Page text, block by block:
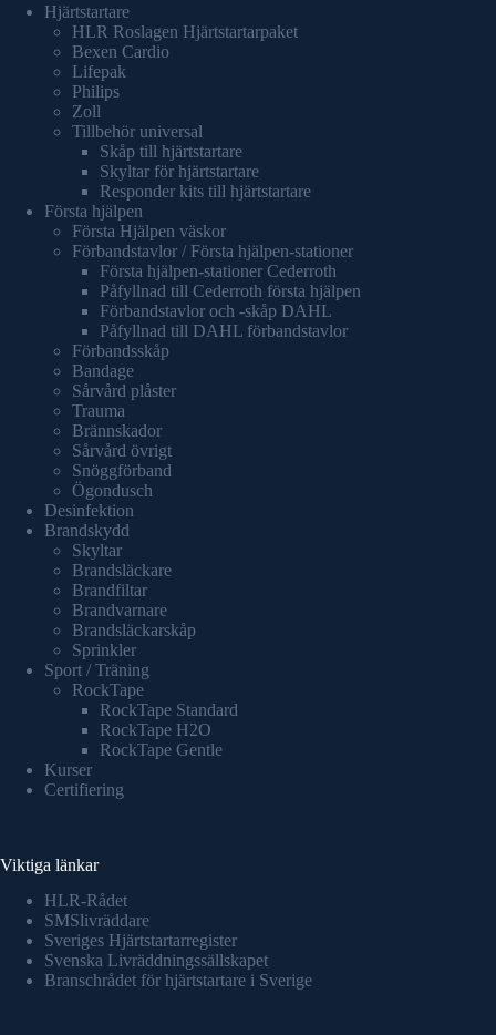
Hjärtstartare
HLR Roslagen Hjärtstartarpaket
Bexen Cardio
Lifepak
Philips
Zoll
Tillbehör universal
Skåp till hjärtstartare
Skyltar för hjärtstartare
Responder kits till hjärtstartare
Första hjälpen
Första Hjälpen väskor
Förbandstavlor / Första hjälpen-stationer
Första hjälpen-stationer Cederroth
Påfyllnad till Cederroth första hjälpen
Förbandstavlor och -skåp DAHL
Påfyllnad till DAHL förbandstavlor
Förbandsskåp
Bandage
Sårvård plåster
Trauma
Brännskador
Sårvård övrigt
Snöggförband
Ögondusch
Desinfektion
Brandskydd
Skyltar
Brandsläckare
Brandfiltar
Brandvarnare
Brandsläckarskåp
Sprinkler
Sport / Träning
RockTape
RockTape Standard
RockTape H2O
RockTape Gentle
Kurser
Certifiering
Viktiga länkar
HLR-Rådet
SMSlivräddare
Sveriges Hjärtstartarregister
Svenska Livräddningssällskapet
Branschrådet för hjärtstartare i Sverige